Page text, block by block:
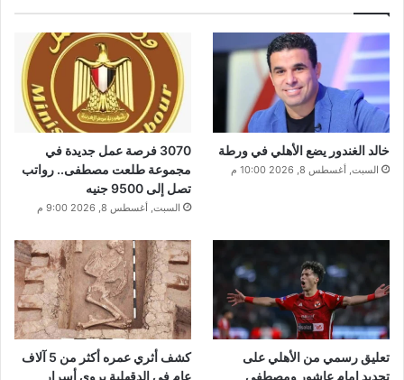
خالد الغندور يضع الأهلي في ورطة
السبت, أغسطس 8, 2026 10:00 م
3070 فرصة عمل جديدة في
مجموعة طلعت مصطفى.. رواتب
تصل إلى 9500 جنيه
السبت, أغسطس 8, 2026 9:00 م
تعليق رسمي من الأهلي على
تجديد إمام عاشور ومصطفى
كشف أثري عمره أكثر من 5 آلاف
عام في الدقهلية يروي أسرار